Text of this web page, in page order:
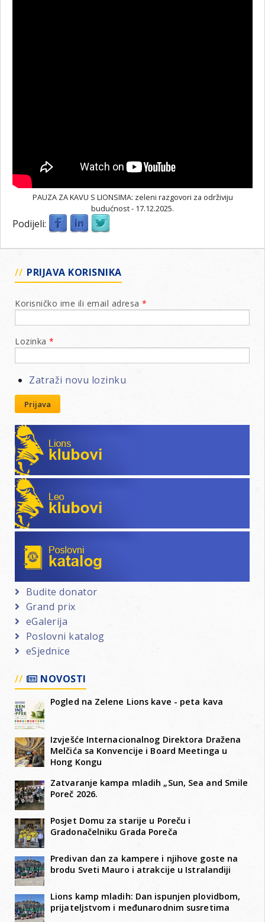
PAUZA ZA KAVU S LIONSIMA: zeleni razgovori za održiviju
budućnost - 17.12.2025.
Podijeli:
PRIJAVA KORISNIKA
Korisničko ime ili email adresa *
Lozinka *
Zatraži novu lozinku
Prijava
Lions klubovi
Leo klubovi
Budite donator
Grand prix
eGalerija
Poslovni katalog
eSjednice
NOVOSTI
Pogled na Zelene Lions kave - peta kava
Izvješće Internacionalnog Direktora Dražena
Melčića sa Konvencije i Board Meetinga u
Hong Kongu
Zatvaranje kampa mladih „Sun, Sea and Smile
Poreč 2026.
Posjet Domu za starije u Poreču i
Gradonačelniku Grada Poreča
Predivan dan za kampere i njihove goste na
brodu Sveti Mauro i atrakcije u Istralandiji
Lions kamp mladih: Dan ispunjen plovidbom,
prijateljstvom i međunarodnim susretima